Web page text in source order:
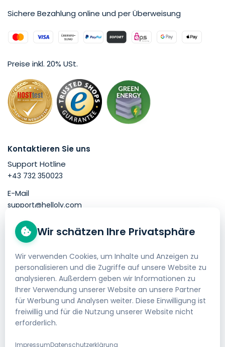
Sichere Bezahlung online und per Überweisung
Preise inkl. 20% USt.
Kontaktieren Sie uns
Support Hotline
+43 732 350023
E-Mail
support@helloly.com
Gut zu wissen
Webhosting bestellen
Impressum
AGB
Datenschutzerklärung
Geld-zurück-Garantie
Wir schätzen Ihre Privatsphäre
Wir verwenden Cookies, um Inhalte und Anzeigen zu
personalisieren und die Zugriffe auf unsere Website zu
analysieren. Außerdem geben wir Informationen zu
Ihrer Verwendung unserer Website an unsere Partner
für Werbung und Analysen weiter. Diese Einwilligung ist
freiwillig und für die Nutzung unserer Website nicht
erforderlich.
ImpressumDatenschutzerklärung